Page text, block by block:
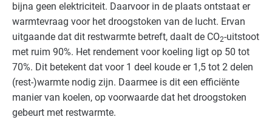
bijna geen elektriciteit. Daarvoor in de plaats ontstaat er
warmtevraag voor het droogstoken van de lucht. Ervan
uitgaande dat dit restwarmte betreft, daalt de CO2-uitstoot
met ruim 90%. Het rendement voor koeling ligt op 50 tot
70%. Dit betekent dat voor 1 deel koude er 1,5 tot 2 delen
(rest-)warmte nodig zijn. Daarmee is dit een efficiënte
manier van koelen, op voorwaarde dat het droogstoken
gebeurt met restwarmte.